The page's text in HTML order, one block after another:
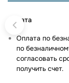
Оплата
Оплата по
по
согласовать
получить счет.